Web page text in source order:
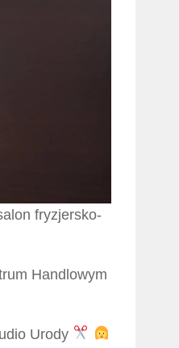
fryzjersko-
Handlowym
Urody